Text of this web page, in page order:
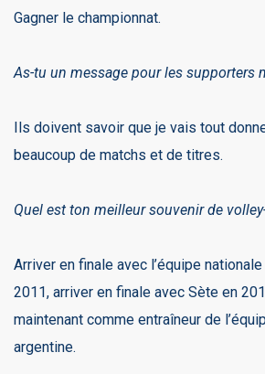
Gagner le championnat.
As-tu un message pour les supporters
Ils doivent savoir que je vais tout
beaucoup de matchs et de titres.
Quel est ton meilleur souvenir de
Arriver en finale avec l’équipe
2011, arriver en finale avec Sète en
maintenant comme entraîneur de
argentine.